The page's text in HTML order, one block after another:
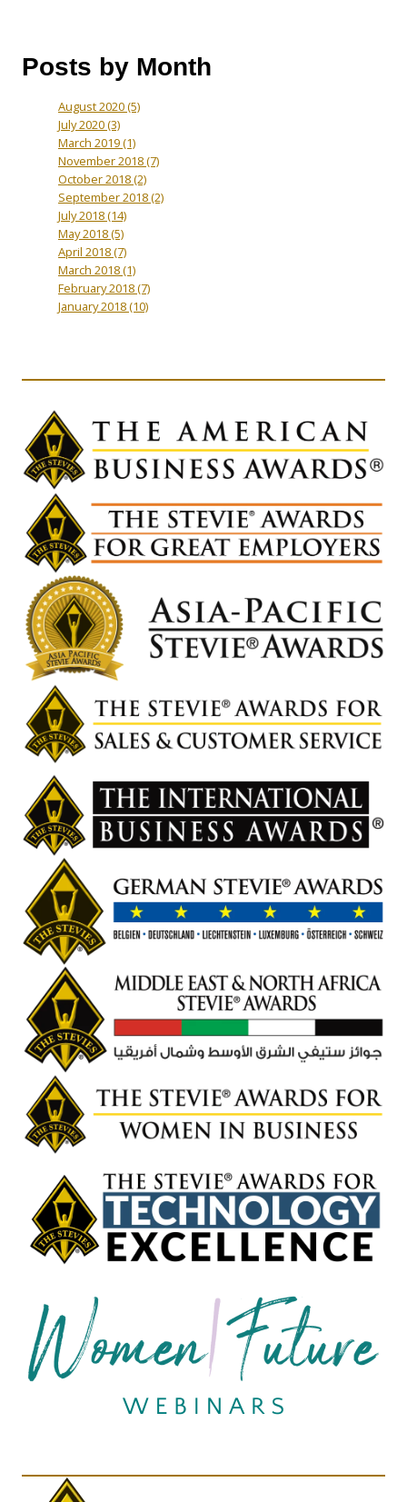
Posts by Month
August 2020(5)
July 2020(3)
March 2019(1)
November 2018(7)
October 2018(2)
September 2018(2)
July 2018(14)
May 2018(5)
April 2018(7)
March 2018(1)
February 2018(7)
January 2018(10)